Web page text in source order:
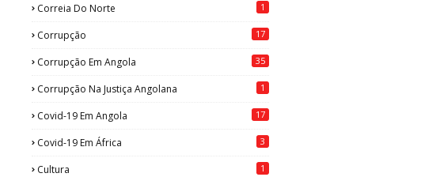
Correia Do Norte 1
Corrupção 17
Corrupção Em Angola 35
Corrupção Na Justiça Angolana 1
Covid-19 Em Angola 17
Covid-19 Em África 3
Cultura 1